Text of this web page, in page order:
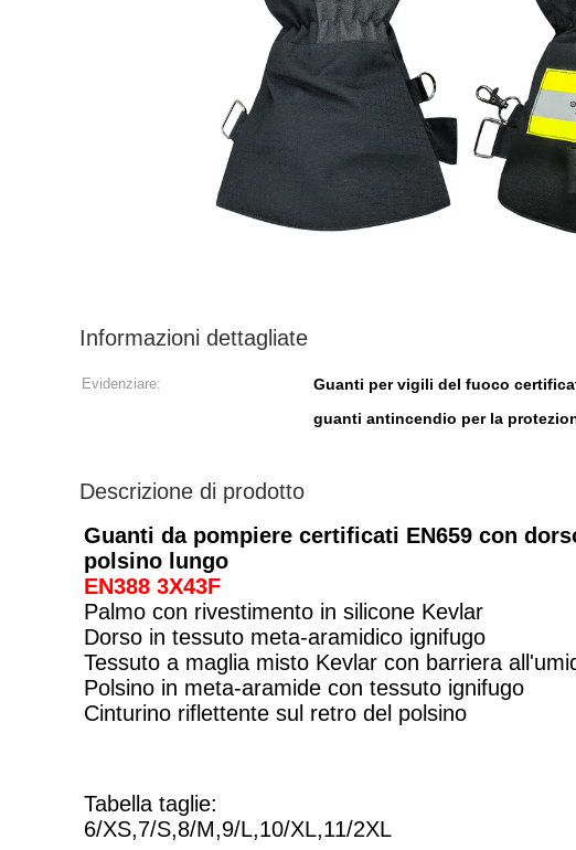
Informazioni dettagliate
Evidenziare: Guanti per vigili del fuoco
guanti antincendio per la
Descrizione di prodotto
Guanti da pompiere certificati EN659 con
polsino lungo
EN388 3X43F
Palmo con rivestimento in silicone Kevlar
Dorso in tessuto meta-aramidico ignifugo
Tessuto a maglia misto Kevlar con barriera
Polsino in meta-aramide con tessuto ignifugo
Cinturino riflettente sul retro del polsino
Tabella taglie:
6/XS,7/S,8/M,9/L,10/XL,11/2XL